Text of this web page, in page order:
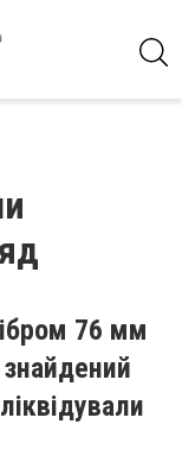
76 мм
знайдений